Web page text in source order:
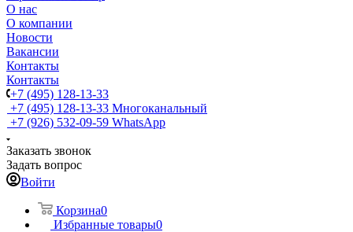
О нас
О компании
Новости
Вакансии
Контакты
Контакты
+7 (495) 128-13-33
+7 (495) 128-13-33 Многоканальный
+7 (926) 532-09-59 WhatsApp
Заказать звонок
Задать вопрос
Войти
Корзина0
Избранные товары0